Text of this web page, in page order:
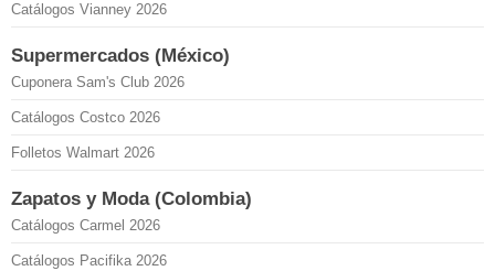
Catálogos Vianney 2026
Supermercados (México)
Cuponera Sam's Club 2026
Catálogos Costco 2026
Folletos Walmart 2026
Zapatos y Moda (Colombia)
Catálogos Carmel 2026
Catálogos Pacifika 2026